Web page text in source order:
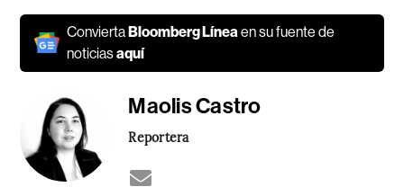
ConviertaBloomberg Línea en su fuente de
noticiasaquí
Maolis Castro
Reportera